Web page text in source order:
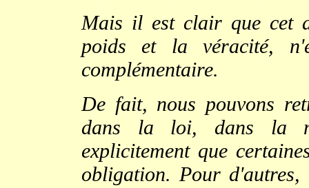
Mais il est clair que cet
poids et la véracité,
complémentaire.
De fait, nous pouvons
dans la loi, dans la
explicitement que
obligation. Pour